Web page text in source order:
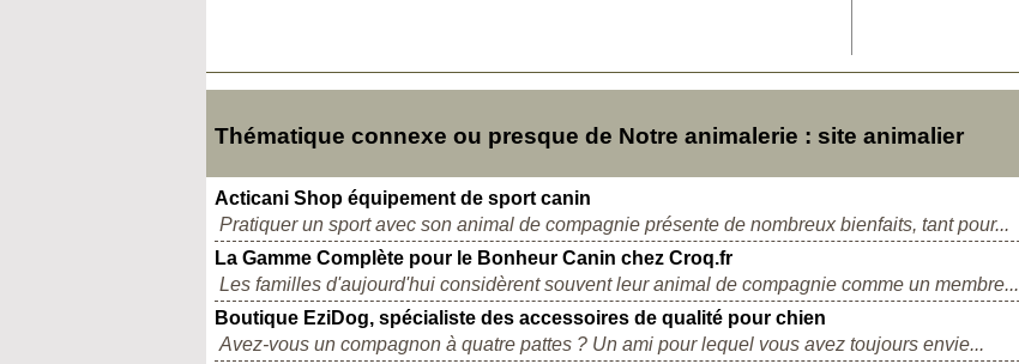
Thématique connexe ou presque de Notre animalerie : site animalier
Acticani Shop équipement de sport canin
Pratiquer un sport avec son animal de compagnie présente de nombreux bienfaits, tant pour...
La Gamme Complète pour le Bonheur Canin chez Croq.fr
Les familles d'aujourd'hui considèrent souvent leur animal de compagnie comme un membre...
Boutique EziDog, spécialiste des accessoires de qualité pour chien
Avez-vous un compagnon à quatre pattes ? Un ami pour lequel vous avez toujours envie...